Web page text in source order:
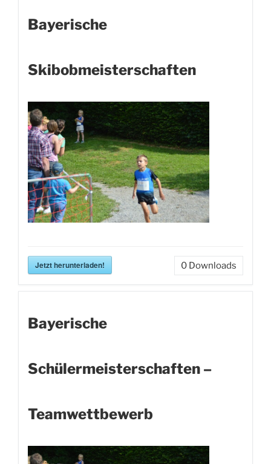
Bayerische
Skibobmeisterschaften
Jetzt herunterladen! 0 Downloads
Bayerische
Schülermeisterschaften –
Teamwettbewerb